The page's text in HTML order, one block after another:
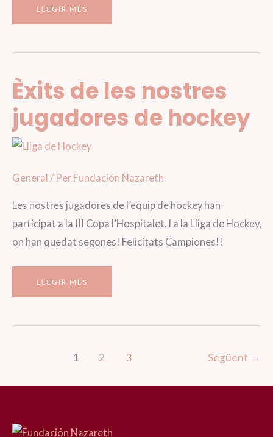
LA
EL
IMPULSAT
PER
LA
LLEGIR MÉS
Èxits de les nostres
jugadores de hockey
General / Per Fundación Nazareth
Les nostres jugadores de l’equip de hockey han
participat a la III Copa l’Hospitalet. I a la Lliga de Hockey,
on han quedat segones! Felicitats Campiones!!
ÈXITS
LLEGIR MÉS
1 2 3 Següent →